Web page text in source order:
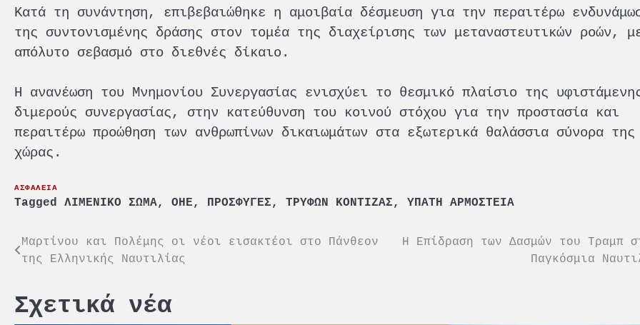
Κατά τη συνάντηση, επιβεβαιώθηκε η αμοιβαία δέσμευση για την περαιτέρω
της συντονισμένης δράσης στον τομέα της διαχείρισης των μεταναστευτικών ροών,
απόλυτο σεβασμό στο διεθνές δίκαιο.
Η ανανέωση του Μνημονίου Συνεργασίας ενισχύει το θεσμικό πλαίσιο της
διμερούς συνεργασίας, στην κατεύθυνση του κοινού στόχου για την προστασία και
περαιτέρω προώθηση των ανθρωπίνων δικαιωμάτων στα εξωτερικά θαλάσσια σύνορα της
χώρας.
ΑΣΦΑΛΕΙΑ
Tagged ΛΙΜΕΝΙΚΟ ΣΩΜΑ, ΟΗΕ, ΠΡΟΣΦΥΓΕΣ, ΤΡΥΦΩΝ ΚΟΝΤΙΖΑΣ, ΥΠΑΤΗ ΑΡΜΟΣΤΕΙΑ
Πλοήγηση
άρθρων
Μαρτίνου και Πολέμης οι νέοι εισακτέοι στο Πάνθεον
της Ελληνικής Ναυτιλίας
Η Επίδραση των Δασμών του Τραμπ
Παγκόσμια
Σχετικά νέα